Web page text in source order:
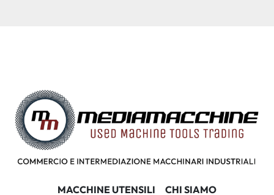
MACCHINE UTENSILI CHI SIAMO